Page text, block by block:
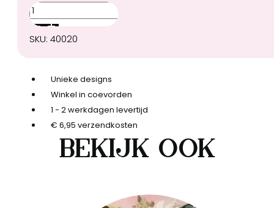
Tegel
Fuck
perfect
SKU: 40020
Unieke designs
Winkel in coevorden
1 - 2 werkdagen levertijd
€ 6,95 verzendkosten
Bekijk ook